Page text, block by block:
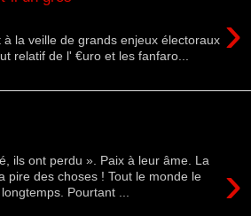
›
veille de grands enjeux électoraux
relatif de l' €uro et les fanfaro...
›
ils ont perdu ». Paix à leur âme. La
pire des choses ! Tout le monde le
Pourtant ...